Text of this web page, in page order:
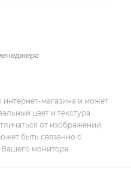
интернет-магазина и может
цвет и текстура
от изображений,
быть связанно с
монитора.